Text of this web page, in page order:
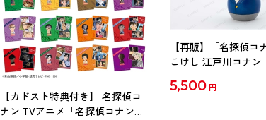
【カドスト特典付き】 名探偵コ
ナン TVアニメ「名探偵コナン」
【再販】「名探偵コ
こけし 江戸川コナン
5,500 円